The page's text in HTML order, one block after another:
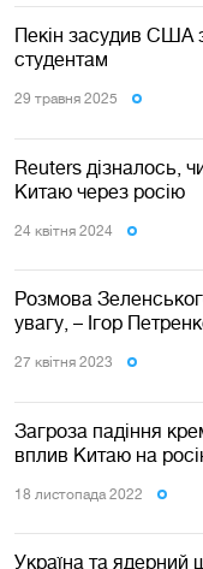
Пекін засудив США
студентам
29 травня 2025
Reuters дізналось,
Китаю через росію
24 квiтня 2024
Розмова
увагу, – Ігор
27 квiтня 2023
Загроза падіння
вплив Китаю на
18 листопада 2022
Україна та ядерний